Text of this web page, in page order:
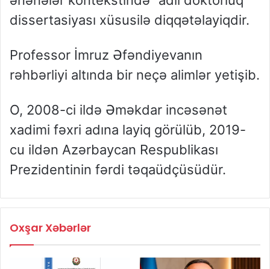
dissertasiyası xüsusilə diqqətəlayiqdir.
Professor İmruz Əfəndiyevanın
rəhbərliyi altında bir neçə alimlər yetişib.
O, 2008-ci ildə Əməkdar incəsənət
xadimi fəxri adına layiq görülüb, 2019-
cu ildən Azərbaycan Respublikası
Prezidentinin fərdi təqaüdçüsüdür.
Oxşar Xəbərlər